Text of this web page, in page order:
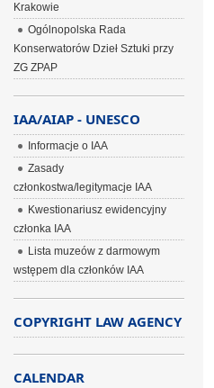
Krakowie
Ogólnopolska Rada
Konserwatorów Dzieł Sztuki przy
ZG ZPAP
IAA/AIAP - UNESCO
Informacje o IAA
Zasady
członkostwa/legitymacje IAA
Kwestionariusz ewidencyjny
członka IAA
Lista muzeów z darmowym
wstępem dla członków IAA
COPYRIGHT LAW AGENCY
CALENDAR